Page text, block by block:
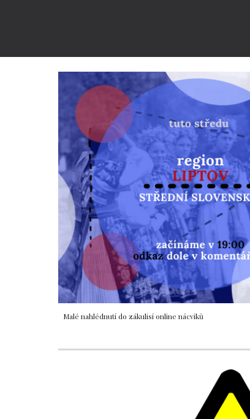
Malé nahlédnutí do zákulisí online nácviků